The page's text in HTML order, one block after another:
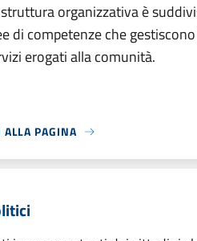
organizzativa è
di competenze che
erogati alla comunità.
ALLA PAGINA